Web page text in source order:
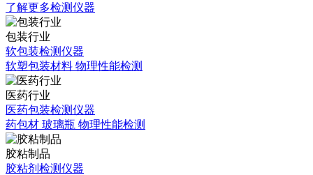
了解更多检测仪器
包装行业
软包装检测仪器
软塑包装材料 物理性能检测
医药行业
医药包装检测仪器
药包材 玻璃瓶 物理性能检测
胶粘制品
胶粘剂检测仪器